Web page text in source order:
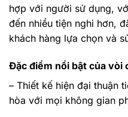
hợp với người sử dụng,
đến nhiều tiện nghi hơn,
khách hàng lựa chọn và
Đặc điểm nổi bật của vòi
– Thiết kế hiện đại thuận
hòa với mọi không gian